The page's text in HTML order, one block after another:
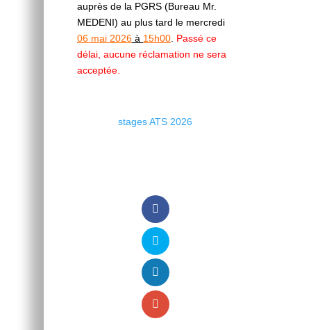
auprès de la PGRS (Bureau Mr.
MEDENI) au plus tard le mercredi
06 mai 2026à 15h00. Passé ce
délai, aucune réclamation ne sera
acceptée.
stages ATS 2026